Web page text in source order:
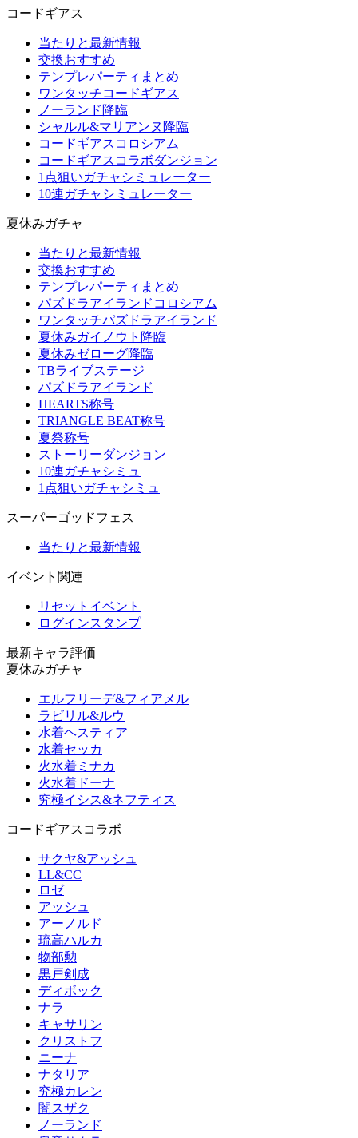
コードギアス
当たりと最新情報
交換おすすめ
テンプレパーティまとめ
ワンタッチコードギアス
ノーランド降臨
シャルル&マリアンヌ降臨
コードギアスコロシアム
コードギアスコラボダンジョン
1点狙いガチャシミュレーター
10連ガチャシミュレーター
夏休みガチャ
当たりと最新情報
交換おすすめ
テンプレパーティまとめ
パズドラアイランドコロシアム
ワンタッチパズドラアイランド
夏休みガイノウト降臨
夏休みゼローグ降臨
TBライブステージ
パズドラアイランド
HEARTS称号
TRIANGLE BEAT称号
夏祭称号
ストーリーダンジョン
10連ガチャシミュ
1点狙いガチャシミュ
スーパーゴッドフェス
当たりと最新情報
イベント関連
リセットイベント
ログインスタンプ
最新キャラ評価
夏休みガチャ
エルフリーデ&フィアメル
ラビリル&ルウ
水着ヘスティア
水着セッカ
火水着ミナカ
火水着ドーナ
究極イシス&ネフティス
コードギアスコラボ
サクヤ&アッシュ
LL&CC
ロゼ
アッシュ
アーノルド
琉高ハルカ
物部勲
黒戸剣成
ディボック
ナラ
キャサリン
クリストフ
ニーナ
ナタリア
究極カレン
闇スザク
ノーランド